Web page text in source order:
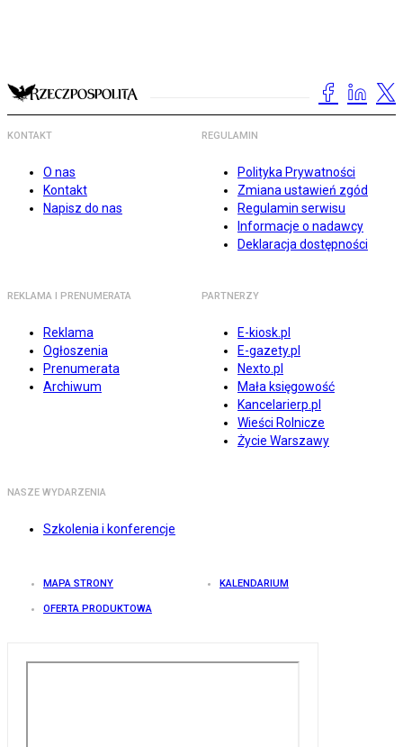
KONTAKT
O nas
Kontakt
Napisz do nas
REGULAMIN
Polityka Prywatności
Zmiana ustawień zgód
Regulamin serwisu
Informacje o nadawcy
Deklaracja dostępności
REKLAMA I PRENUMERATA
Reklama
Ogłoszenia
Prenumerata
Archiwum
PARTNERZY
E-kiosk.pl
E-gazety.pl
Nexto.pl
Mała księgowość
Kancelarierp.pl
Wieści Rolnicze
Życie Warszawy
NASZE WYDARZENIA
Szkolenia i konferencje
MAPA STRONY KALENDARIUM
OFERTA PRODUKTOWA